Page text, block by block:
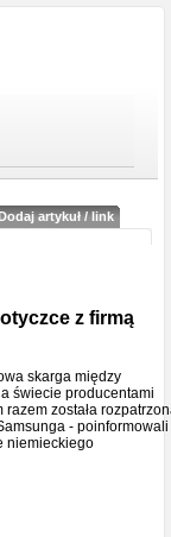
artykuł / link
z firmą
skarga między
świecie producentami
razem została
- poinformowali
niemieckiego